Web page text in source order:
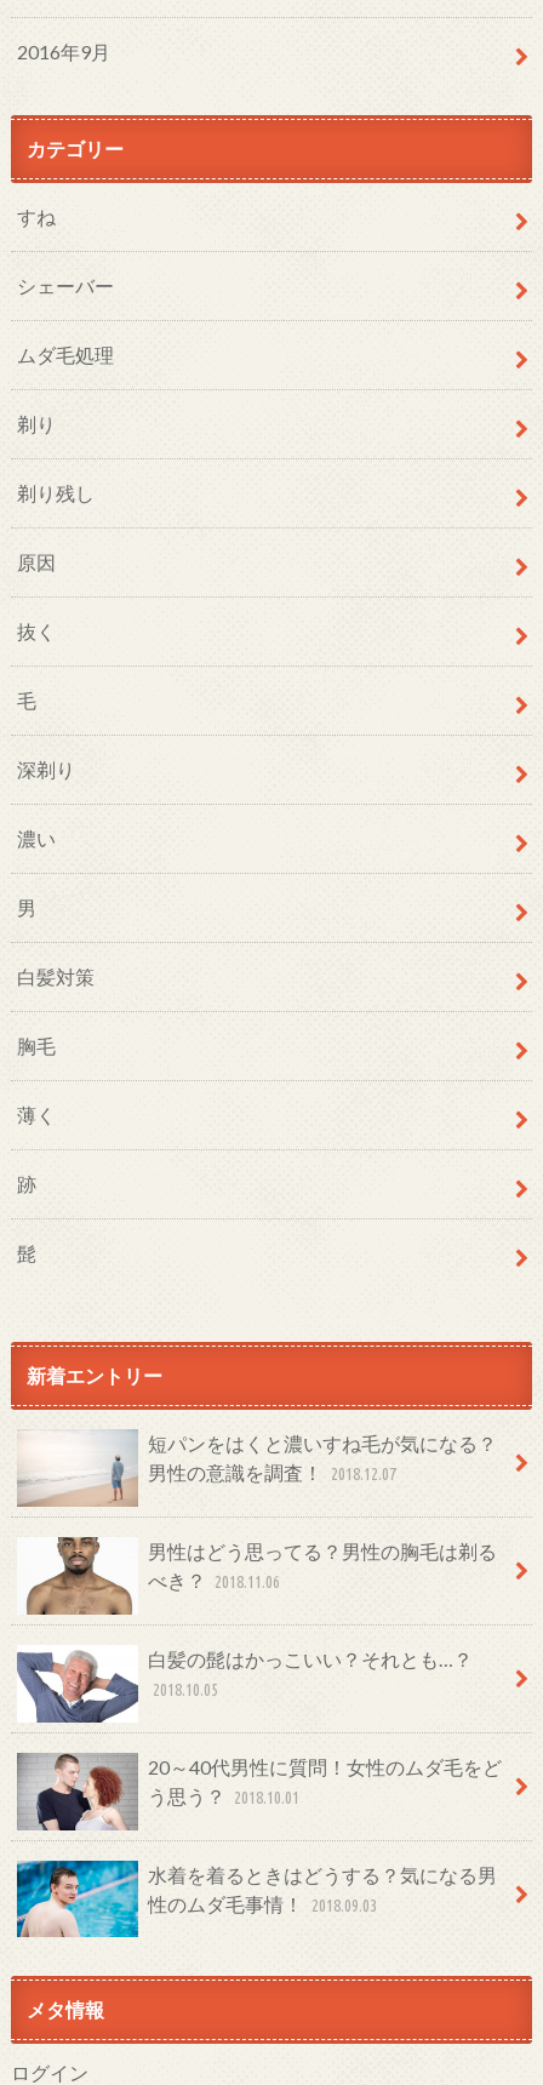
2016年9月
カテゴリー
すね
シェーバー
ムダ毛処理
剃り
剃り残し
原因
抜く
毛
深剃り
濃い
男
白髪対策
胸毛
薄く
跡
髭
新着エントリー
短パンをはくと濃いすね毛が気になる？
男性の意識を調査！
2018.12.07
男性はどう思ってる？男性の胸毛は剃る
べき？
2018.11.06
白髪の髭はかっこいい？それとも…？
2018.10.05
20～40代男性に質問！女性のムダ毛をど
う思う？
2018.10.01
水着を着るときはどうする？気になる男
性のムダ毛事情！
2018.09.03
メタ情報
ログイン